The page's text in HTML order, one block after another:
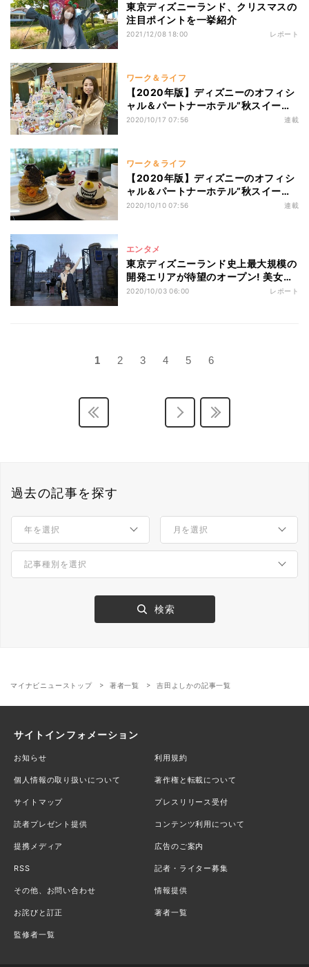
東京ディズニーランド、クリスマスの
注目ポイントを一挙紹介
2021/12/08 18:00 レポート
ワーク＆ライフ
【2020年版】ディズニーのオフィシ
ャル＆パートナーホテル”秋スイー
ツ”を食べ比べ 第2回 「グランドニッ
2020/10/17 07:56 連載
ワーク＆ライフ
【2020年版】ディズニーのオフィシ
ャル＆パートナーホテル”秋スイー
ツ”を食べ比べ 第1回 「シェラトン・
2020/10/10 07:56 連載
エンタメ
東京ディズニーランド史上最大規模の
開発エリアが待望のオープン! 美女と
野獣エリアの“リアルな7つのポイン
2020/10/03 06:00 レポート
1 2 3 4 5 6
過去の記事を探す
マイナビニューストップ 著者一覧 吉田よしかの記事一覧
サイトインフォメーション
お知らせ 利用規約
個人情報の取り扱いについて 著作権と転載について
サイトマップ プレスリリース受付
読者プレゼント提供 コンテンツ利用について
提携メディア 広告のご案内
RSS 記者・ライター募集
その他、お問い合わせ 情報提供
お詫びと訂正 著者一覧
監修者一覧